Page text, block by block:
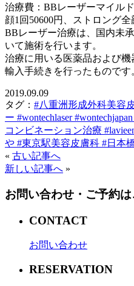
治療費：BBレーザーマイル
顔1回50600円、ストロング全
BBレーザー治療は、国内未
いて施術を行います。
治療に用いる医薬品および
輸入手続きを行ったものです
2019.09.09
タグ： #八重洲形成外科美容
ー #wontechlaser
コンビネーション治療
や #東京駅美容皮膚科 #日本
« 古い記事へ
新しい記事へ »
お問い合わせ・ご予約は
CONTACT
お問い合わせ
RESERVATION